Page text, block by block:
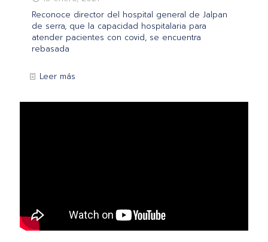
Reconoce director del hospital general de Jalpan
de serra, que la capacidad hospitalaria para
atender pacientes con covid, se encuentra
rebasada
Leer más